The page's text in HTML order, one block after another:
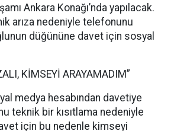
Ankara Konağı’nda yapılacak.
arıza nedeniyle telefonunu
düğününe davet için sosyal
KİMSEYİ ARAYAMADIM”
medya hesabından davetiye
teknik bir kısıtlama nedeniyle
için bu nedenle kimseyi